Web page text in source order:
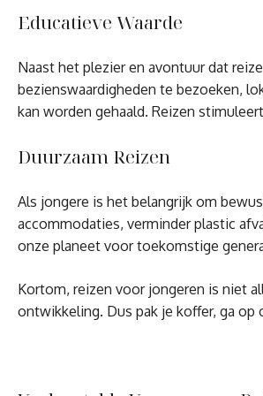
Educatieve Waarde
Naast het plezier en avontuur dat
bezienswaardigheden te bezoeken,
kan worden gehaald. Reizen
Duurzaam Reizen
Als jongere is het belangrijk om
accommodaties, verminder plastic
onze planeet voor toekomstige
Kortom, reizen voor jongeren is niet
ontwikkeling. Dus pak je koffer, ga